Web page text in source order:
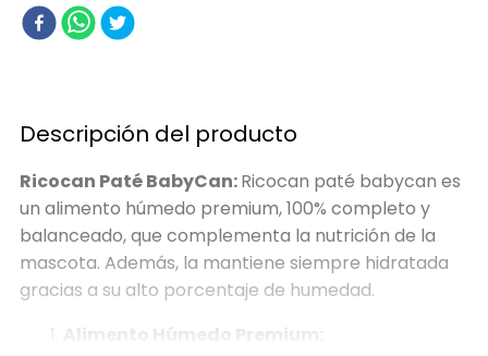
Descripción del producto
Ricocan Paté BabyCan:Ricocan paté babycan es
un alimento húmedo premium, 100% completo y
balanceado, que complementa la nutrición de la
mascota. Además, la mantiene siempre hidratada
gracias a su alto porcentaje de humedad.
Alimento Húmedo Premium: